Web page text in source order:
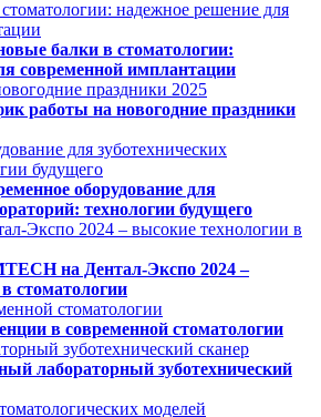
балки в стоматологии:
современной имплантации
работы на новогодние праздники
оборудование для
технологии будущего
на Дентал-Экспо 2024 –
стоматологии
в современной стоматологии
лабораторный зуботехнический